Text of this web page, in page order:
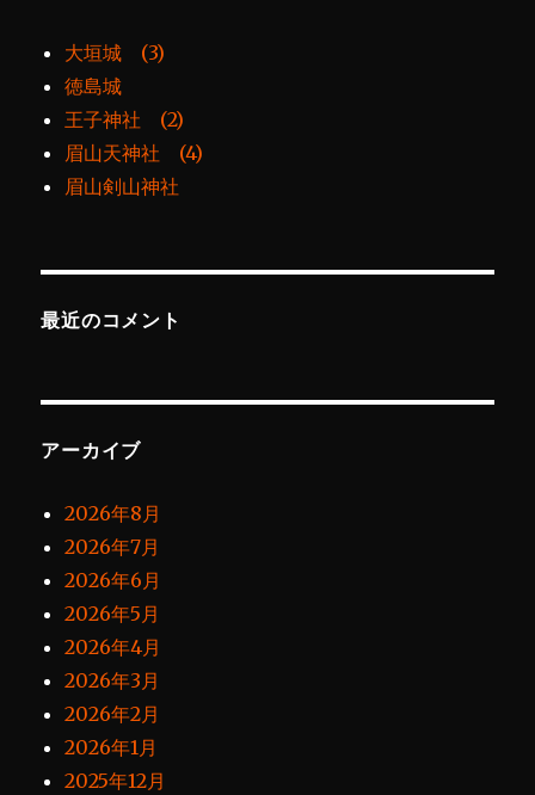
大垣城 (3)
徳島城
王子神社 (2)
眉山天神社 (4)
眉山剣山神社
最近のコメント
アーカイブ
2026年8月
2026年7月
2026年6月
2026年5月
2026年4月
2026年3月
2026年2月
2026年1月
2025年12月